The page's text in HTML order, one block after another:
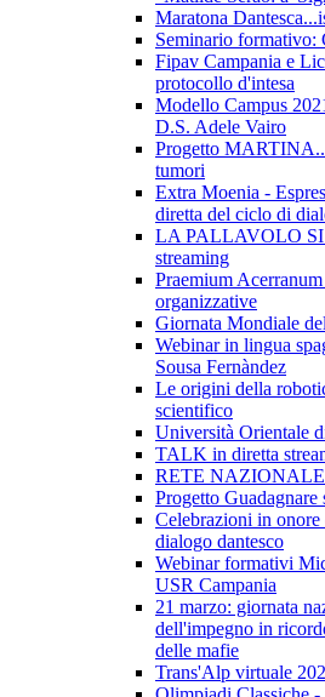
Maratona
Seminario formativo:
Fipav Campania e
protocollo d'intesa
Modello Campus
D.S. Adele Vairo
Progetto
tumori
Extra Moenia -
diretta del ciclo di
LA PALLAVOLO SI
streaming
Praemium
organizzative
Giornata Mondiale
Webinar in lingua
Sousa Fernàndez
Le origini della
scientifico
Università Orientale
TALK in diretta
RETE
Progetto
Celebrazioni in
dialogo dantesco
Webinar formativi
USR Campania
21 marzo: giornata
dell'impegno in
delle mafie
Trans'Alp virtuale